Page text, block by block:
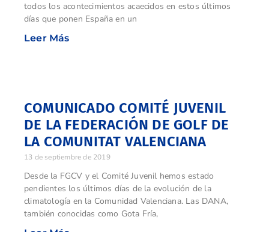
todos los acontecimientos acaecidos en estos últimos
días que ponen España en un
Leer Más
COMUNICADO COMITÉ JUVENIL
DE LA FEDERACIÓN DE GOLF DE
LA COMUNITAT VALENCIANA
13 de septiembre de 2019
Desde la FGCV y el Comité Juvenil hemos estado
pendientes los últimos días de la evolución de la
climatología en la Comunidad Valenciana. Las DANA,
también conocidas como Gota Fría,